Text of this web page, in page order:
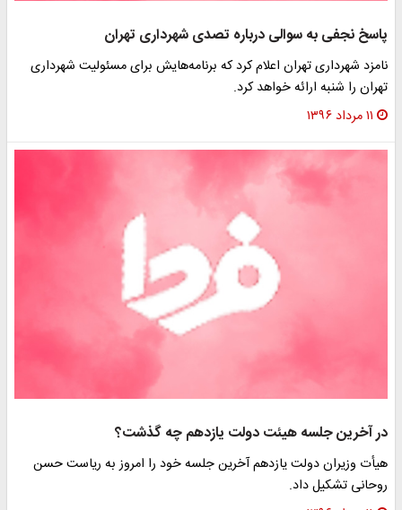
پاسخ نجفی به سوالی درباره تصدی شهرداری تهران
نامزد شهرداری تهران اعلام کرد که برنامه‌هایش برای مسئولیت شهرداری
تهران را شنبه ارائه خواهد کرد.
۱۱ مرداد ۱۳۹۶
در آخرین جلسه هیئت دولت یازدهم چه گذشت؟
هیأت وزیران دولت یازدهم آخرین جلسه خود را امروز به ریاست حسن
روحانی تشکیل داد.